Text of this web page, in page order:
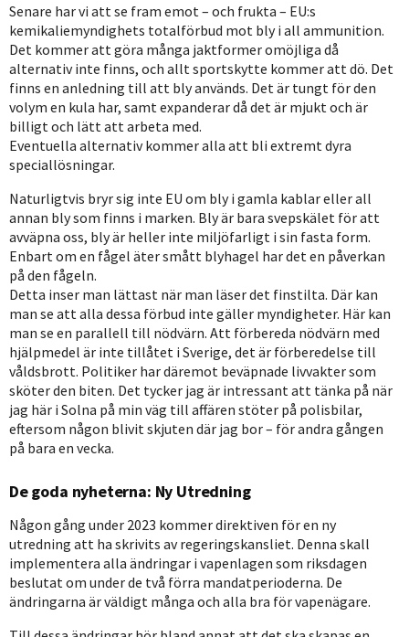
Senare har vi att se fram emot – och frukta – EU:s
kemikaliemyndighets totalförbud mot bly i all ammunition.
Det kommer att göra många jaktformer omöjliga då
alternativ inte finns, och allt sportskytte kommer att dö. Det
finns en anledning till att bly används. Det är tungt för den
volym en kula har, samt expanderar då det är mjukt och är
billigt och lätt att arbeta med.
Eventuella alternativ kommer alla att bli extremt dyra
speciallösningar.
Naturligtvis bryr sig inte EU om bly i gamla kablar eller all
annan bly som finns i marken. Bly är bara svepskälet för att
avväpna oss, bly är heller inte miljöfarligt i sin fasta form.
Enbart om en fågel äter smått blyhagel har det en påverkan
på den fågeln.
Detta inser man lättast när man läser det finstilta. Där kan
man se att alla dessa förbud inte gäller myndigheter. Här kan
man se en parallell till nödvärn. Att förbereda nödvärn med
hjälpmedel är inte tillåtet i Sverige, det är förberedelse till
våldsbrott. Politiker har däremot beväpnade livvakter som
sköter den biten. Det tycker jag är intressant att tänka på när
jag här i Solna på min väg till affären stöter på polisbilar,
eftersom någon blivit skjuten där jag bor – för andra gången
på bara en vecka.
De goda nyheterna: Ny Utredning
Någon gång under 2023 kommer direktiven för en ny
utredning att ha skrivits av regeringskansliet. Denna skall
implementera alla ändringar i vapenlagen som riksdagen
beslutat om under de två förra mandatperioderna. De
ändringarna är väldigt många och alla bra för vapenägare.